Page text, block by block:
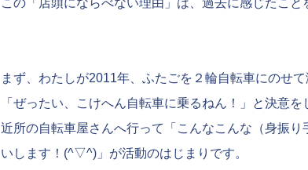
まず、わたしが2011年、ふたごを２輪自転車にのせ
「ぜったい、こけへん自転車に乗るねん！」と決意を
近所の自転車屋さんへ行って「こんなこんな（身振
いします！(^▽^)」が活動のはじまりです。